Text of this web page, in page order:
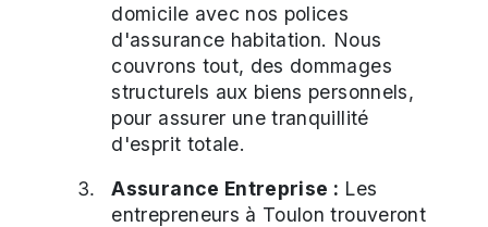
domicile avec nos polices
d'assurance habitation. Nous
couvrons tout, des dommages
structurels aux biens personnels,
pour assurer une tranquillité
d'esprit totale.
Assurance Entreprise : Les
entrepreneurs à Toulon trouveront